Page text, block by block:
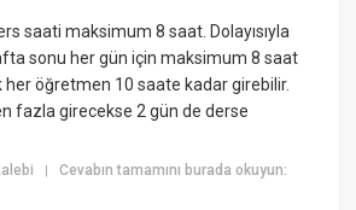
saati maksimum 8 saat. Dolayısıyla
sonu her gün için maksimum 8 saat
her öğretmen 10 saate kadar girebilir.
fazla girecekse 2 gün de derse
|Cevabın tamamını burada okuyun: